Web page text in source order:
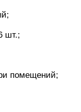
шт.;
помещений;